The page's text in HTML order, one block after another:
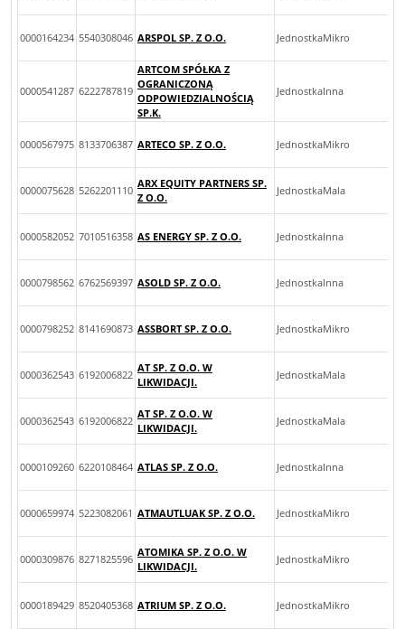
0000164234 5540308046 ARSPOL SP. Z O.O. JednostkaMikro
0000541287 6222787819
ARTCOM SPÓŁKA Z
OGRANICZONĄ
ODPOWIEDZIALNOŚCIĄ
SP.K.
JednostkaInna
0000567975 8133706387 ARTECO SP. Z O.O. JednostkaMikro
0000075628 5262201110
ARX EQUITY PARTNERS SP.
Z O.O.
JednostkaMala
0000582052 7010516358 AS ENERGY SP. Z O.O. JednostkaInna
0000798562 6762569397 ASOLD SP. Z O.O. JednostkaInna
0000798252 8141690873 ASSBORT SP. Z O.O. JednostkaMikro
0000362543 6192006822
AT SP. Z O.O. W
LIKWIDACJI.
JednostkaMala
0000362543 6192006822
AT SP. Z O.O. W
LIKWIDACJI.
JednostkaMala
0000109260 6220108464 ATLAS SP. Z O.O. JednostkaInna
0000659974 5223082061 ATMAUTLUAK SP. Z O.O. JednostkaMikro
0000309876 8271825596
ATOMIKA SP. Z O.O. W
LIKWIDACJI.
JednostkaMikro
0000189429 8520405368 ATRIUM SP. Z O.O. JednostkaMikro